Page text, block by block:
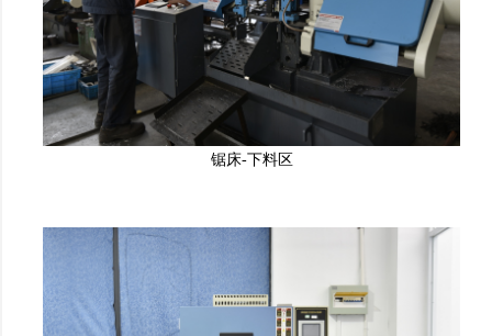
锯床-下料区